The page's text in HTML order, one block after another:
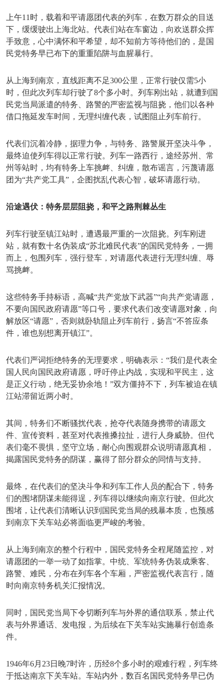
上午11时，载着和平请愿团代表的列车，在数万群众的目送
下，缓缓驶出上海北站。代表们站在车窗边，向欢送群众挥
手致意，心中满怀和平希望，却不知前方等待他们的，是国
民党特务早已布下的重重陷阱与血腥暴行。
从上海到南京，直线距离不足300公里，正常行驶仅需5小
时，但此次列车却行驶了8个多小时。列车刚出站，就遭到国
民党当局派遣的特务、路警的严密监视与阻挠，他们以各种
借口拖延发车时间，无理纠缠代表，试图阻止列车前行。
代表们沉着冷静，据理力争，与特务、路警展开坚决斗争，
最终迫使列车得以正常行驶。列车一路西行，途经苏州、常
州等站时，均有特务上车挑衅、纠缠，散布谣言，污蔑请愿
团为“共产党工具”，企图扰乱代表心智，破坏请愿行动。
沿途遇伏：特务层层阻挠，和平之路荆棘丛生
列车行驶至镇江站时，遭遇最严重的一次阻挠。列车刚进
站，就有数十名伪装成“苏北难民代表”的国民党特务，一拥
而上，包围列车，强行登车，对请愿代表进行无理纠缠、辱
骂挑衅。
这些特务手持标语，高喊“共产党放下武器”“向共产党请愿，
不要向国民政府请愿”等口号，要求代表们改变请愿对象，向
解放区“请愿”，否则就卧轨阻止列车前行，扬言“不答应条
件，谁也别想离开镇江”。
代表们严词拒绝特务的无理要求，明确表示： “我们是代表全
国人民向国民政府请愿，呼吁停止内战，实现和平民主，这
是正义行动，绝无妥协余地！”双方僵持不下，列车被迫在镇
江站滞留近两小时。
其间，特务们不断骚扰代表，抢夺代表随身携带的请愿文
件、宣传资料，甚至对代表推搡拉扯，进行人身威胁。但代
表们毫不畏惧，坚守立场，耐心向围观群众说明请愿真相，
揭露国民党特务的阴谋，赢得了部分群众的同情与支持。
最终，在代表们的坚决斗争和列车工作人员的配合下，特务
们的围堵阴谋未能得逞，列车得以继续向南京行驶。但此次
围堵，让代表们清晰认识到国民党当局的残暴本质，也预感
到南京下关车站必将面临更严峻的考验。
从上海到南京的整个行程中，国民党特务全程尾随监控，对
请愿团的一举一动了如指掌。中统、军统特务伪装成乘客、
路警、难民，分布在列车各个车厢，严密监视代表言行，随
时向南京特务机关汇报情况。
同时，国民党当局下令切断列车与外界的通信联系，禁止代
表与外界通话、发电报，为后续在下关车站实施暴行创造条
件。
1946年6月23日晚7时许，历经8个多小时的艰难行程，列车终
于抵达南京下关车站。车站内外，数百名国民党特务早已伪